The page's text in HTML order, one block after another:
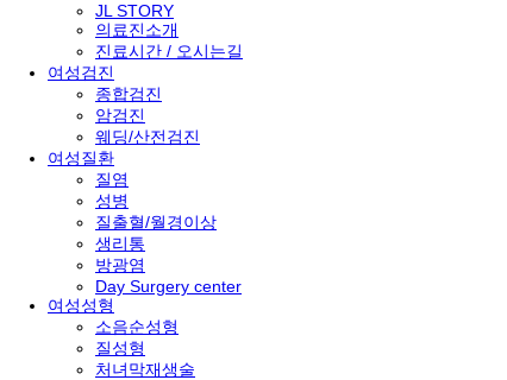
JL STORY
의료진소개
진료시간 / 오시는길
여성검진
종합검진
암검진
웨딩/산전검진
여성질환
질염
성병
질출혈/월경이상
생리통
방광염
Day Surgery center
여성성형
소음순성형
질성형
처녀막재생술